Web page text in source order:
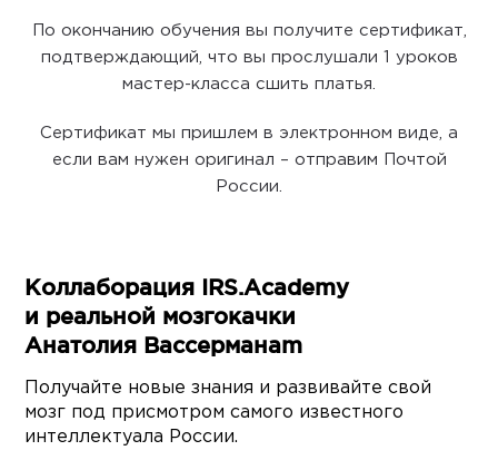
По окончанию обучения вы получите сертификат,
подтверждающий, что вы прослушали 1 уроков
мастер-класса сшить платья.
Сертификат мы пришлем в электронном виде, а
если вам нужен оригинал – отправим Почтой
России.
Коллаборация IRS.Academy
и реальной мозгокачки
Анатолия Вассерманаm
Получайте новые знания и развивайте свой
мозг под присмотром самого известного
интеллектуала России.